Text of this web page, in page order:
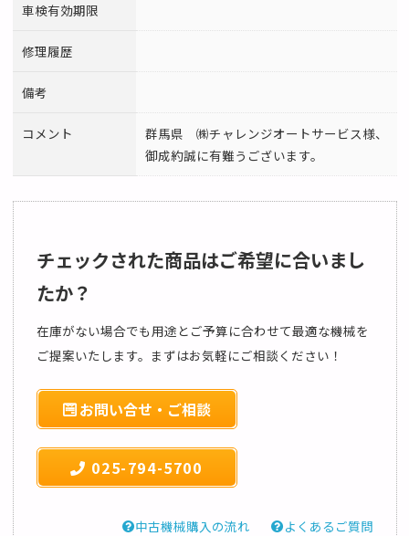
車検有効期限
修理履歴
備考
コメント
群馬県 ㈱チャレンジオートサービス様、
御成約誠に有難うございます。
チェックされた商品はご希望に合いまし
たか？
在庫がない場合でも用途とご予算に合わせて最適な機械を
ご提案いたします。まずはお気軽にご相談ください！
お問い合せ・ご相談
025-794-5700
中古機械購入の流れ よくあるご質問